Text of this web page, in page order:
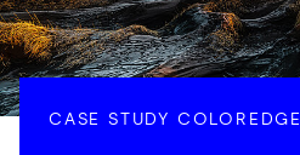
CASE STUDY COLOREDGE